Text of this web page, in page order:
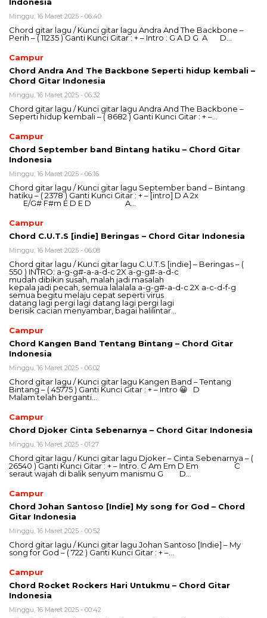
Indonesia
Minggu, 16 Maret 2025 - 06:40
Chord gitar lagu / Kunci gitar lagu Andra And The Backbone –
Perih – ( 11235 ) Ganti Kunci Gitar : + – Intro : G A D G A D…
Campur
Chord Andra And The Backbone Seperti hidup kembali –
Chord Gitar Indonesia
Minggu, 16 Maret 2025 - 06:32
Chord gitar lagu / Kunci gitar lagu Andra And The Backbone –
Seperti hidup kembali – ( 8682 ) Ganti Kunci Gitar : + –…
Campur
Chord September band Bintang hatiku – Chord Gitar
Indonesia
Minggu, 16 Maret 2025 - 06:16
Chord gitar lagu / Kunci gitar lagu September band – Bintang
hatiku – ( 2378 ) Ganti Kunci Gitar : + – [intro] D A 2x
E/G# F#m E D E D A…
Campur
Chord C.U.T.S [indie] Beringas – Chord Gitar Indonesia
Minggu, 16 Maret 2025 - 06:08
Chord gitar lagu / Kunci gitar lagu C.U.T.S [indie] – Beringas – (
550 ) INTRO: a-g-g#-a-a-d-c 2X a-g-g#-a-d-c
mudah dibikin susah, malah jadi masalah
kepala jadi pecah, semua lalalala a-g-g#-a-d-c 2X a-c-d-f-g
semua begitu melaju cepat seperti virus
datang lagi pergi lagi datang lagi pergi lagi
berisik cacian menyambar, bagai halilintar…
Campur
Chord Kangen Band Tentang Bintang – Chord Gitar
Indonesia
Minggu, 16 Maret 2025 - 06:02
Chord gitar lagu / Kunci gitar lagu Kangen Band – Tentang
Bintang – ( 45775 ) Ganti Kunci Gitar : + – Intro 😀 D
Malam telah berganti…
Campur
Chord Djoker Cinta Sebenarnya – Chord Gitar Indonesia
Minggu, 16 Maret 2025 - 01:27
Chord gitar lagu / Kunci gitar lagu Djoker – Cinta Sebenarnya – (
26540 ) Ganti Kunci Gitar : + – Intro. C Am Em D Em C
seraut wajah di balik senyum manismu G D…
Campur
Chord Johan Santoso [Indie] My song for God – Chord
Gitar Indonesia
Minggu, 16 Maret 2025 - 00:52
Chord gitar lagu / Kunci gitar lagu Johan Santoso [Indie] – My
song for God – ( 722 ) Ganti Kunci Gitar : + –…
Campur
Chord Rocket Rockers Hari Untukmu – Chord Gitar
Indonesia
Minggu, 16 Maret 2025 - 00:42